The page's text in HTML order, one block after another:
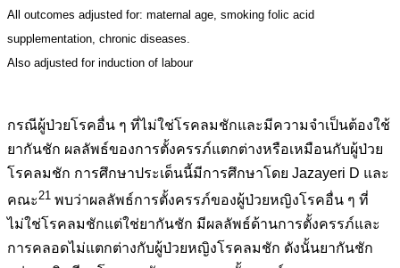
All outcomes adjusted for: maternal age, smoking folic acid
supplementation, chronic diseases.
Also adjusted for induction of labour
กรณีผู้ป่วยโรคอื่น ๆ ที่ไม่ใช่โรคลมชักและมีความจำเป็นต้องใช้
ยากันชัก ผลลัพธ์ของการตั้งครรภ์แตกต่างหรือเหมือนกับผู้ป่วย
โรคลมชัก การศึกษาประเด็นนี้มีการศึกษาโดย Jazayeri D และ
คณะ 21 พบว่าผลลัพธ์การตั้งครรภ์ของผู้ป่วยหญิงโรคอื่น ๆ ที่
ไม่ใช่โรคลมชักแต่ใช่ยากันชัก มีผลลัพธ์ด้านการตั้งครรภ์และ
การคลอดไม่แตกต่างกับผู้ป่วยหญิงโรคลมชัก ดังนั้นยากันชัก